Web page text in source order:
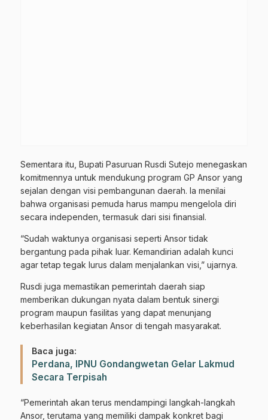
Sementara itu, Bupati Pasuruan Rusdi Sutejo menegaskan
komitmennya untuk mendukung program GP Ansor yang
sejalan dengan visi pembangunan daerah. Ia menilai
bahwa organisasi pemuda harus mampu mengelola diri
secara independen, termasuk dari sisi finansial.
“Sudah waktunya organisasi seperti Ansor tidak
bergantung pada pihak luar. Kemandirian adalah kunci
agar tetap tegak lurus dalam menjalankan visi,” ujarnya.
Rusdi juga memastikan pemerintah daerah siap
memberikan dukungan nyata dalam bentuk sinergi
program maupun fasilitas yang dapat menunjang
keberhasilan kegiatan Ansor di tengah masyarakat.
Baca juga:
Perdana, IPNU Gondangwetan Gelar Lakmud
Secara Terpisah
“Pemerintah akan terus mendampingi langkah-langkah
Ansor, terutama yang memiliki dampak konkret bagi